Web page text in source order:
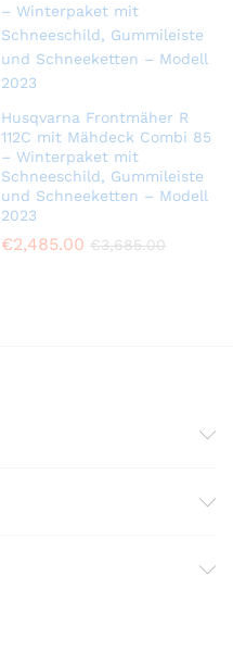
Husqvarna Frontmäher R
112C mit Mähdeck Combi 85
– Winterpaket mit
Schneeschild, Gummileiste
und Schneeketten – Modell
2023
€2,485.00 €3,685.00